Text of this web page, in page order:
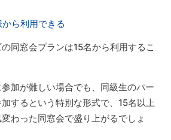
から利用できる
同窓会プランは15名から利用するこ
加が難しい場合でも、同級生のパー
するという特別な形式で、15名以上
わった同窓会で盛り上がるでしょ